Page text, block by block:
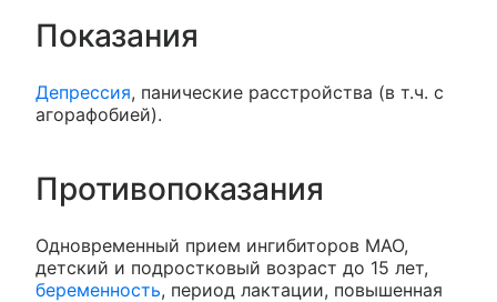
Показания
Депрессия, панические расстройства (в т.ч. с
агорафобией).
Противопоказания
Одновременный прием ингибиторов МАО,
детский и подростковый возраст до 15 лет,
беременность, период лактации, повышенная